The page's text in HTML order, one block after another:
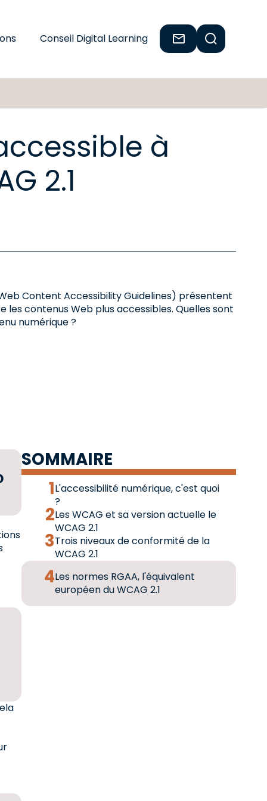
Conseil Digital Learning
à
2.1
Content Accessibility Guidelines) présentent
contenus Web plus accessibles. Quelles sont
numérique ?
SOMMAIRE
L'accessibilité numérique, c'est quoi
?
Les WCAG et sa version actuelle le
WCAG 2.1
Trois niveaux de conformité de la
WCAG 2.1
Les normes RGAA, l'équivalent
européen du WCAG 2.1